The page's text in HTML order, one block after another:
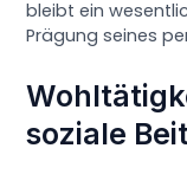
bleibt ein
Prägung seines
soziale